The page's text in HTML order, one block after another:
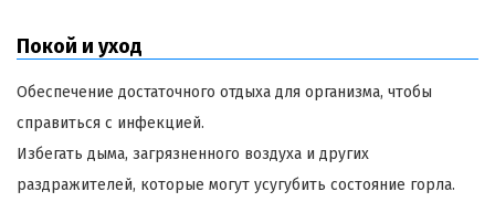
Покой и уход
Обеспечение достаточного отдыха для организма, чтобы
справиться с инфекцией.
Избегать дыма, загрязненного воздуха и других
раздражителей, которые могут усугубить состояние горла.